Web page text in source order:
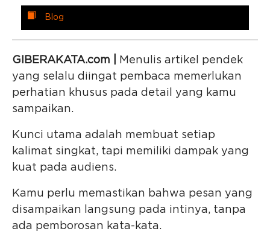
Blog
GIBERAKATA.com |
Menulis artikel pendek
yang selalu diingat pembaca memerlukan
perhatian khusus pada detail yang kamu
sampaikan.
Kunci utama adalah membuat setiap
kalimat singkat, tapi memiliki dampak yang
kuat pada audiens.
Kamu perlu memastikan bahwa pesan yang
disampaikan langsung pada intinya, tanpa
ada pemborosan kata-kata.